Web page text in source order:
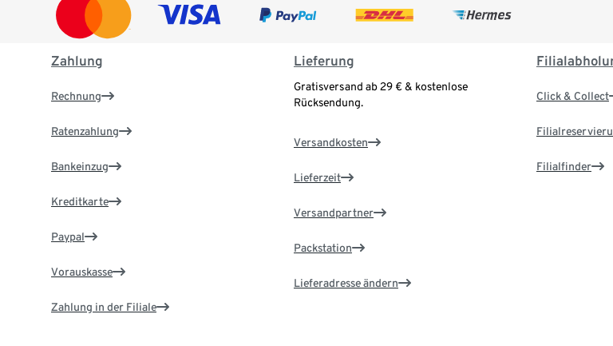
Zahlung
Rechnung
Ratenzahlung
Bankeinzug
Kreditkarte
Paypal
Vorauskasse
Zahlung in der Filiale
Lieferung
Gratisversand ab 29 € & kostenlose
Rücksendung.
Versandkosten
Lieferzeit
Versandpartner
Packstation
Lieferadresse ändern
Click & Collect
Filialfinder